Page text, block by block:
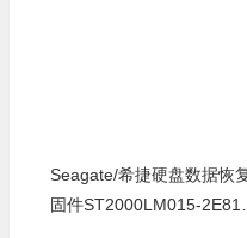
Seagate/希捷硬盘数据恢
固件ST2000LM015-